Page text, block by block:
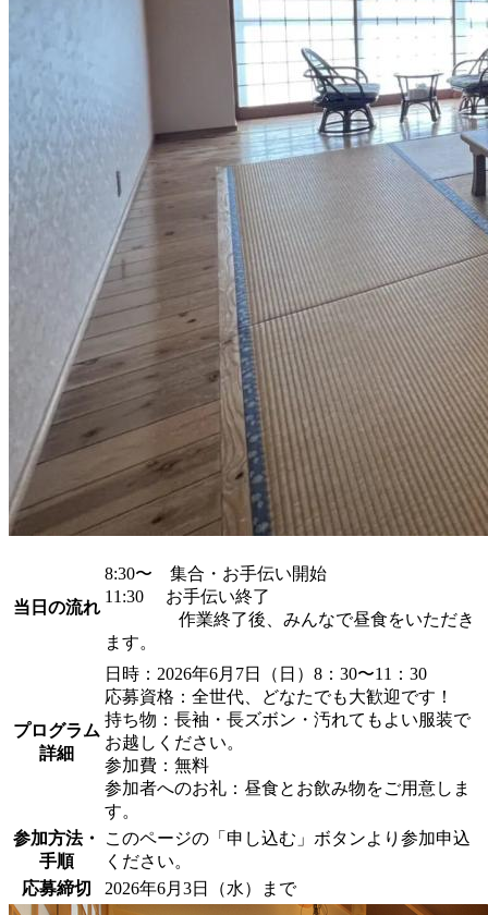
当日の流れ
8:30〜 集合・お手伝い開始
11:30 お手伝い終了
作業終了後、みんなで昼食をいただき
ます。
プログラム
詳細
日時：2026年6月7日（日）8：30〜11：30
応募資格：全世代、どなたでも大歓迎です！
持ち物：長袖・長ズボン・汚れてもよい服装で
お越しください。
参加費：無料
参加者へのお礼：昼食とお飲み物をご用意しま
す。
参加方法・
手順
このページの「申し込む」ボタンより参加申込
ください。
応募締切
2026年6月3日（水）まで